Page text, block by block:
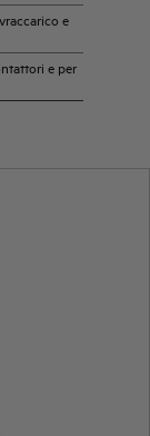
e
e per